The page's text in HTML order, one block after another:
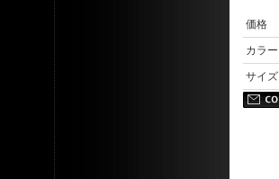
価格
カラー
サイズ